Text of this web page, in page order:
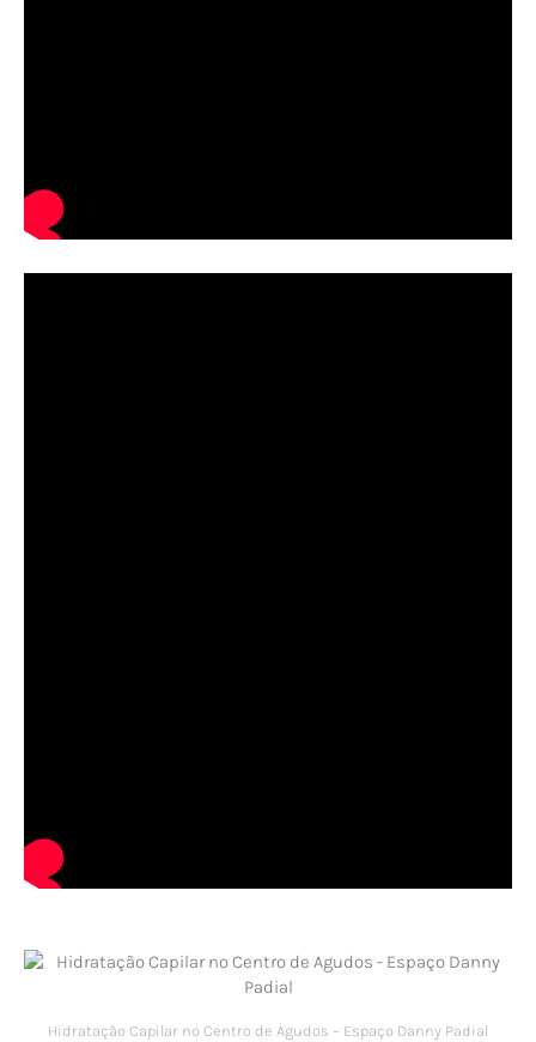
Hidratação Capilar no Centro de Agudos – Espaço Danny Padial